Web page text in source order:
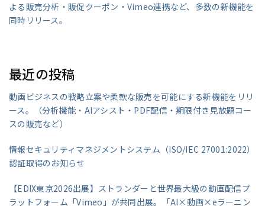
よる販売分析・販促クーポン・Vimeo連携など、多数の新機能を
同時リリース。
最近の投稿
動画ビジネスの戦略立案や柔軟な販売を可能にする新機能をリリ
ース。（分析機能・AIアシスト・PDF配信・期限付き見放題コー
スの販売など）
情報セキュリティマネジメントシステム（ISO/IEC 27001:2022）
認証取得のお知らせ
【EDIX東京2026出展】ストランダーと世界最大級の動画配信プ
ラットフォーム「Vimeo」が共同出展。「AI×動画×eラーニン